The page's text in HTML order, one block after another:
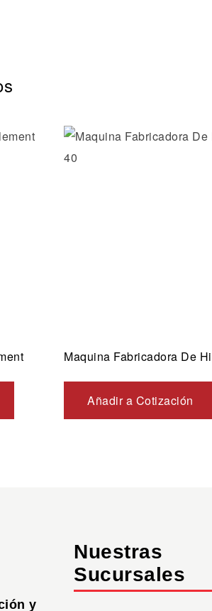
Añadir a la lista de
Maquina Fabricadora De
Añadir a Cotización
y
Nuestras
Sucursales